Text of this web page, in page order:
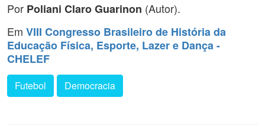
Por Poliani Claro Guarinon (Autor).
Em VIII Congresso Brasileiro de História da
Educação Física, Esporte, Lazer e Dança -
CHELEF
Futebol Democracia